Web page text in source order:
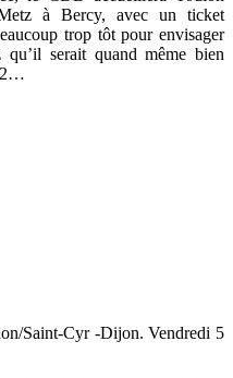
à Bercy, avec un ticket
trop tôt pour envisager
qu’il serait quand même bien
Saint-Cyr -Dijon. Vendredi 5